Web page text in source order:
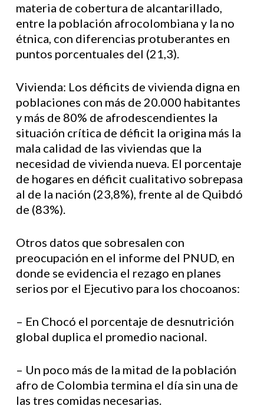
materia de cobertura de alcantarillado,
entre la población afrocolombiana y la no
étnica, con diferencias protuberantes en
puntos porcentuales del (21,3).
Vivienda: Los déficits de vivienda digna en
poblaciones con más de 20.000 habitantes
y más de 80% de afrodescendientes la
situación crítica de déficit la origina más la
mala calidad de las viviendas que la
necesidad de vivienda nueva. El porcentaje
de hogares en déficit cualitativo sobrepasa
al de la nación (23,8%), frente al de Quibdó
de (83%).
Otros datos que sobresalen con
preocupación en el informe del PNUD, en
donde se evidencia el rezago en planes
serios por el Ejecutivo para los chocoanos:
– En Chocó el porcentaje de desnutrición
global duplica el promedio nacional.
– Un poco más de la mitad de la población
afro de Colombia termina el día sin una de
las tres comidas necesarias.